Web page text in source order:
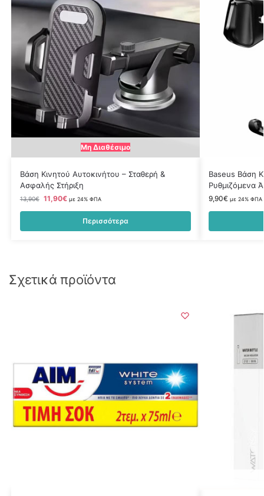
Μη Διαθέσιμο
Βάση Κινητού Αυτοκινήτου – Σταθερή &
Ασφαλής Στήριξη
13,90€ 11,90€ με 24% ΦΠΑ
Περισσότερα
Baseus Βάση
Ρυθμιζόμενα
9,90€ με 24% ΦΠΑ
Σχετικά προϊόντα